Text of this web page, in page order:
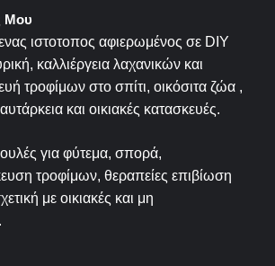
Μου
ιστοτοπος αφιερωμένος σε DIY
καλλιέργεια λαχανικών και
τροφίμων στο σπίτι, οικόσιτα ζώα ,
και οικιακές κατασκευές.
για φύτεμα, σπορά,
τροφίμων, θεραπείες επιβίωση
με οικιακές και μη